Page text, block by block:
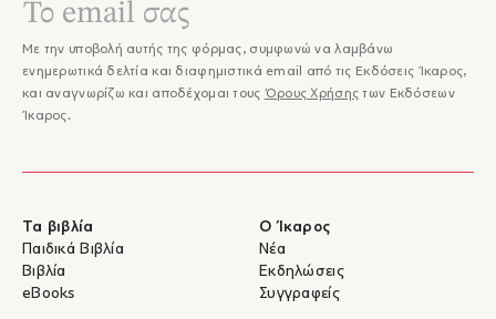
Με την υποβολή αυτής της φόρμας, συμφωνώ να λαμβάνω
ενημερωτικά δελτία και διαφημιστικά email από τις Εκδόσεις Ίκαρος,
και αναγνωρίζω και αποδέχομαι τους Όρους Χρήσης των Εκδόσεων
Ίκαρος.
Τα βιβλία
Παιδικά Βιβλία
Βιβλία
eBooks
Ο Ίκαρος
Νέα
Εκδηλώσεις
Συγγραφείς